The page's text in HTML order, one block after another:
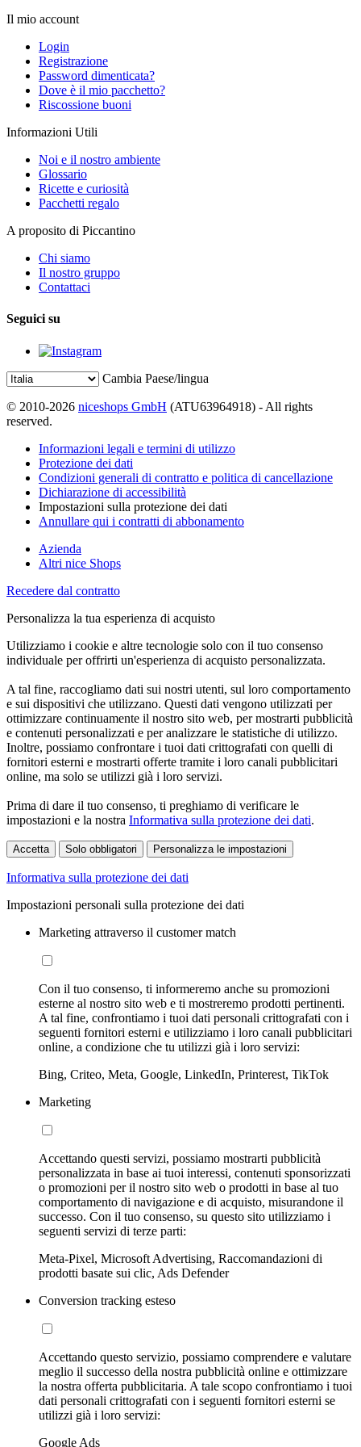
Il mio account
Login
Registrazione
Password dimenticata?
Dove è il mio pacchetto?
Riscossione buoni
Informazioni Utili
Noi e il nostro ambiente
Glossario
Ricette e curiosità
Pacchetti regalo
A proposito di Piccantino
Chi siamo
Il nostro gruppo
Contattaci
Seguici su
Cambia Paese/lingua
© 2010-2026 niceshops GmbH (ATU63964918) - All rights
reserved.
Informazioni legali e termini di utilizzo
Protezione dei dati
Condizioni generali di contratto e politica di cancellazione
Dichiarazione di accessibilità
Impostazioni sulla protezione dei dati
Annullare qui i contratti di abbonamento
Azienda
Altri nice Shops
Recedere dal contratto
Personalizza la tua esperienza di acquisto
Utilizziamo i cookie e altre tecnologie solo con il tuo consenso
individuale per offrirti un'esperienza di acquisto personalizzata.
A tal fine, raccogliamo dati sui nostri utenti, sul loro comportamento
e sui dispositivi che utilizzano. Questi dati vengono utilizzati per
ottimizzare continuamente il nostro sito web, per mostrarti pubblicità
e contenuti personalizzati e per analizzare le statistiche di utilizzo.
Inoltre, possiamo confrontare i tuoi dati crittografati con quelli di
fornitori esterni e mostrarti offerte tramite i loro canali pubblicitari
online, ma solo se utilizzi già i loro servizi.
Prima di dare il tuo consenso, ti preghiamo di verificare le
impostazioni e la nostra Informativa sulla protezione dei dati.
Accetta Solo obbligatori Personalizza le impostazioni
Informativa sulla protezione dei dati
Impostazioni personali sulla protezione dei dati
Marketing attraverso il customer match
Con il tuo consenso, ti informeremo anche su promozioni
esterne al nostro sito web e ti mostreremo prodotti pertinenti.
A tal fine, confrontiamo i tuoi dati personali crittografati con i
seguenti fornitori esterni e utilizziamo i loro canali pubblicitari
online, a condizione che tu utilizzi già i loro servizi:
Bing, Criteo, Meta, Google, LinkedIn, Printerest, TikTok
Marketing
Accettando questi servizi, possiamo mostrarti pubblicità
personalizzata in base ai tuoi interessi, contenuti sponsorizzati
o promozioni per il nostro sito web o prodotti in base al tuo
comportamento di navigazione e di acquisto, misurandone il
successo. Con il tuo consenso, su questo sito utilizziamo i
seguenti servizi di terze parti:
Meta-Pixel, Microsoft Advertising, Raccomandazioni di
prodotti basate sui clic, Ads Defender
Conversion tracking esteso
Accettando questo servizio, possiamo comprendere e valutare
meglio il successo della nostra pubblicità online e ottimizzare
la nostra offerta pubblicitaria. A tale scopo confrontiamo i tuoi
dati personali crittografati con i seguenti fornitori esterni se
utilizzi già i loro servizi:
Google Ads